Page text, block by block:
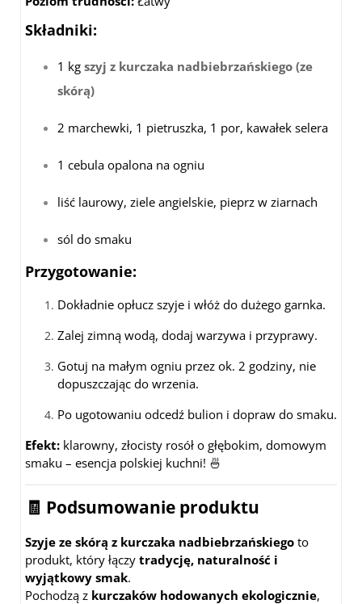
Składniki:
1 kg szyj z kurczaka nadbiebrzańskiego (ze
skórą)
2 marchewki, 1 pietruszka, 1 por, kawałek selera
1 cebula opalona na ogniu
liść laurowy, ziele angielskie, pieprz w ziarnach
sól do smaku
Przygotowanie:
Dokładnie opłucz szyje i włóż do dużego garnka.
Zalej zimną wodą, dodaj warzywa i przyprawy.
Gotuj na małym ogniu przez ok. 2 godziny, nie
dopuszczając do wrzenia.
Po ugotowaniu odcedź bulion i dopraw do smaku.
Efekt: klarowny, złocisty rosół o głębokim, domowym
smaku – esencja polskiej kuchni! 🍜
🧾 Podsumowanie produktu
Szyje ze skórą z kurczaka nadbiebrzańskiego to
produkt, który łączy tradycję, naturalność i
wyjątkowy smak.
Pochodzą z kurczaków hodowanych ekologicznie,